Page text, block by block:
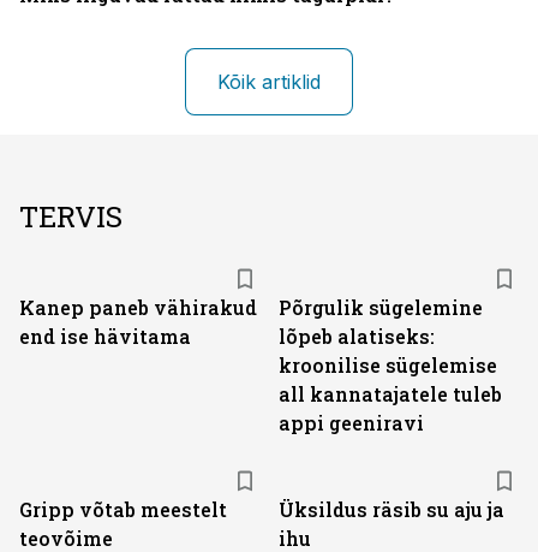
Kõik artiklid
TERVIS
Kanep paneb vähirakud
end ise hävitama
Põrgulik sügelemine
lõpeb alatiseks:
kroonilise sügelemise
all kannatajatele tuleb
appi geeniravi
Gripp võtab meestelt
teovõime
Üksildus räsib su aju ja
ihu